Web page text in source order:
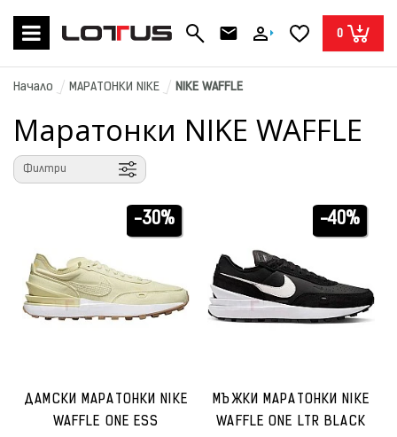
0
Начало МАРАТОНКИ NIKE NIKE WAFFLE
Маратонки NIKE WAFFLE
Филтри
-30%
ДАМСКИ МАРАТОНКИ NIKE
WAFFLE ONE ESS
-40%
МЪЖКИ МАРАТОНКИ NIKE
WAFFLE ONE LTR BLACK